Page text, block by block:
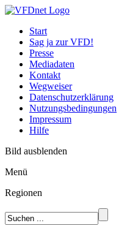
Start
Sag ja zur VFD!
Presse
Mediadaten
Kontakt
Wegweiser
Datenschutzerklärung
Nutzungsbedingungen
Impressum
Hilfe
Bild ausblenden
Menü
Regionen